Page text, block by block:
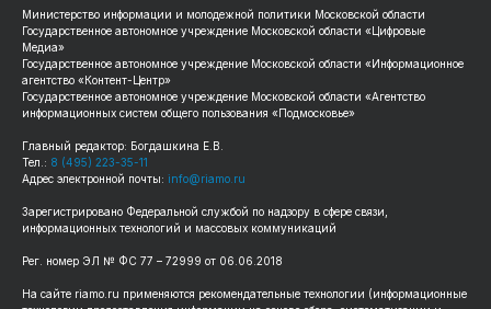
Министерство информации и молодежной политики Московской области
Государственное автономное учреждение Московской области «Цифровые
Медиа»
Государственное автономное учреждение Московской области «Информационное
агентство «Контент-Центр»
Государственное автономное учреждение Московской области «Агентство
информационных систем общего пользования «Подмосковье»
Главный редактор: Богдашкина Е.В.
Тел.: 8 (495) 223-35-11
Адрес электронной почты: info@riamo.ru
Зарегистрировано Федеральной службой по надзору в сфере связи,
информационных технологий и массовых коммуникаций
Рег. номер ЭЛ № ФС 77 – 72999 от 06.06.2018
На сайте riamo.ru применяются рекомендательные технологии (информационные